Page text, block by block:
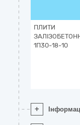
ПЛИТИ
1П30-18-10
+